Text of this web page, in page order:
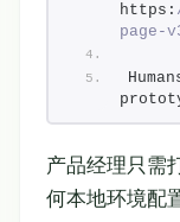
https:
page-
产品经理只需
何本地环境配置